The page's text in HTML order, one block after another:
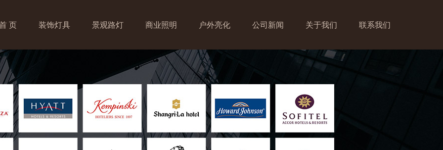
页 装饰灯具 景观路灯 商业照明 户外亮化 公司新闻 关于我们 联系我们